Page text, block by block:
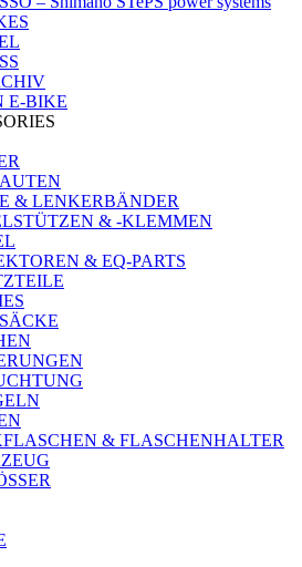
E-BIKE
& LENKERBÄNDER
& -KLEMMEN
& EQ-PARTS
& FLASCHENHALTER